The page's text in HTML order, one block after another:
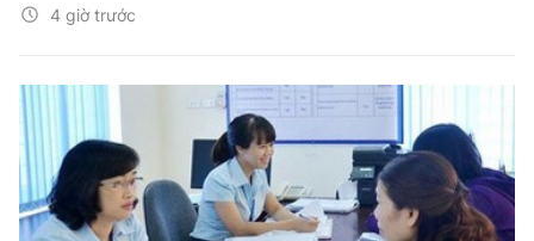
4 giờ trước